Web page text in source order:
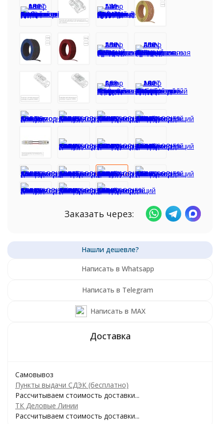
Заказать через:
Написать в Whatsapp
Написать в Telegram
Написать в MAX
Самовывоз
Пункты выдачи СДЭК (бесплатно)
Рассчитываем стоимость доставки...
ТК Деловые Линии
Рассчитываем стоимость доставки...